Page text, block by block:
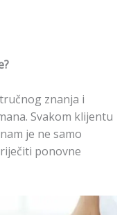
znanja i
Svakom klijentu
je ne samo
ponovne